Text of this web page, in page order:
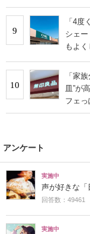
9
「4
シェ
もよ
10
「家
皿”が
フェっ
アンケート
実施中
声が好きな「
回答数：49461
実施中